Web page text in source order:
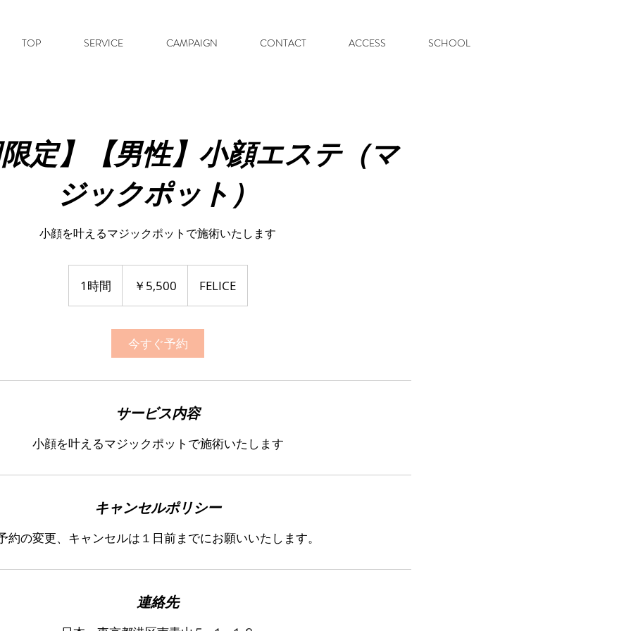
TOP SERVICE CAMPAIGN CONTACT ACCESS SCHOOL
定】【男性】小顔エステ（マ
ジックポット）
小顔を叶えるマジックポットで施術いたします
1時間
時
￥5,500 FELICE
今すぐ予約
サービス内容
小顔を叶えるマジックポットで施術いたします
キャンセルポリシー
約の変更、キャンセルは１日前までにお願いいたします。
連絡先